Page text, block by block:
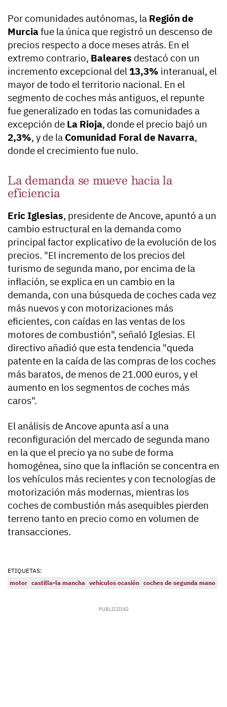
Por comunidades autónomas, la Región de
Murciafue la única que registró un descenso de
precios respecto a doce meses atrás. En el
extremo contrario, Baleares destacó con un
incremento excepcional del 13,3% interanual, el
mayor de todo el territorio nacional. En el
segmento de coches más antiguos, el repunte
fue generalizado en todas las comunidades a
excepción de La Rioja, donde el precio bajó un
2,3%, y de la Comunidad Foral de Navarra,
donde el crecimiento fue nulo.
La demanda se mueve hacia la
eficiencia
Eric Iglesias, presidente de Ancove, apuntó a un
cambio estructural en la demanda como
principal factor explicativo de la evolución de los
precios. "El incremento de los precios del
turismo de segunda mano, por encima de la
inflación, se explica en un cambio en la
demanda, con una búsqueda de coches cada vez
más nuevos y con motorizaciones más
eficientes, con caídas en las ventas de los
motores de combustión", señaló Iglesias. El
directivo añadió que esta tendencia "queda
patente en la caída de las compras de los coches
más baratos, de menos de 21.000 euros, y el
aumento en los segmentos de coches más
caros".
El análisis de Ancove apunta así a una
reconfiguración del mercado de segunda mano
en la que el precio ya no sube de forma
homogénea, sino que la inflación se concentra en
los vehículos más recientes y con tecnologías de
motorización más modernas, mientras los
coches de combustión más asequibles pierden
terreno tanto en precio como en volumen de
transacciones.
ETIQUETAS:
motor castilla-la mancha vehículos ocasión coches de segunda mano